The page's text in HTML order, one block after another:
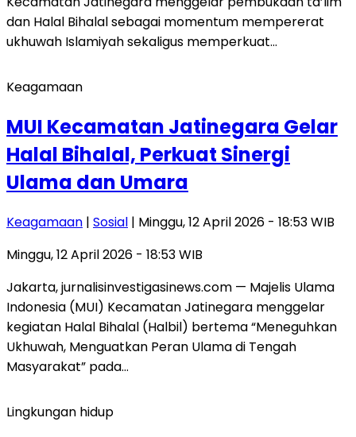
dan Halal Bihalal sebagai momentum mempererat
ukhuwah Islamiyah sekaligus memperkuat…
Keagamaan
MUI Kecamatan Jatinegara Gelar
Halal Bihalal, Perkuat Sinergi
Ulama dan Umara
Keagamaan | Sosial | Minggu, 12 April 2026 - 18:53 WIB
Minggu, 12 April 2026 - 18:53 WIB
Jakarta, jurnalisinvestigasinews.com — Majelis Ulama
Indonesia (MUI) Kecamatan Jatinegara menggelar
kegiatan Halal Bihalal (Halbil) bertema “Meneguhkan
Ukhuwah, Menguatkan Peran Ulama di Tengah
Masyarakat” pada…
Lingkungan hidup